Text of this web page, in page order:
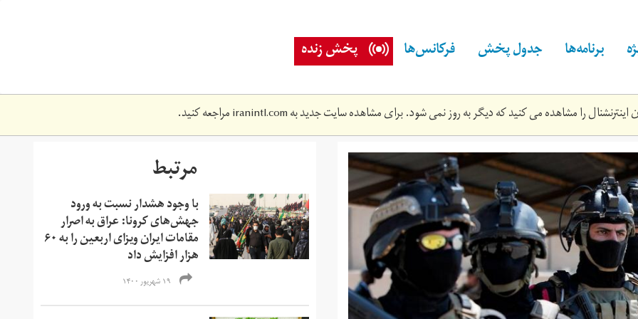
برنامه‌ها جدول پخش فرکانس‌ها پخش زنده
را مشاهده می کنید که دیگر به روز نمی شود. برای مشاهده سایت جدید بهiranintl.comمراجعه کنید.
مرتبط
با وجود هشدار نسبت به ورود
جهش‌‌های کرونا: عراق به اصرار
مقامات ایران ویزای اربعین را به ۶۰
هزار افزایش داد
۱۹ شهریور ۱۴۰۰